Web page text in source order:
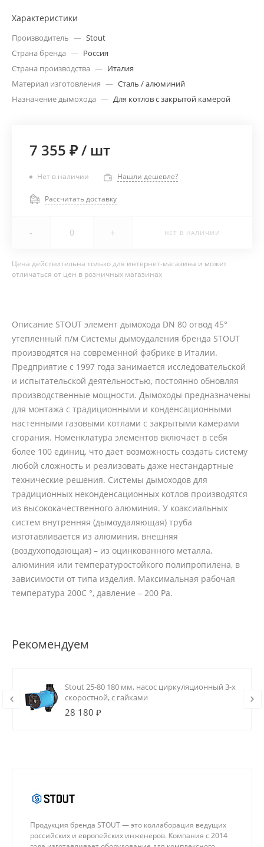
Характеристики
Производитель — Stout
Страна бренда — Россия
Страна производства — Италия
Материал изготовления — Сталь / алюминий
Назначение дымохода — Для котлов с закрытой камерой
7 355 ₽/ шт
Нет в наличии Нашли дешевле?
Рассчитать доставку
- + НЕТ В НАЛИЧИИ
Цена действительна только для интернет-магазина и может
отличаться от цен в розничных магазинах
Описание STOUT элемент дымохода DN 80 отвод 45°
утепленный п/м Системы дымоудаления бренда STOUT
производятся на современной фабрике в Италии.
Предприятие с 1997 года занимается исследовательской
и испытательской деятельностью, постоянно обновляя
производственные мощности. Дымоходы предназначены
для монтажа с традиционными и конденсационными
настенными газовыми котлами с закрытыми камерами
сгорания. Номенклатура элементов включает в себя
более 100 единиц, что дает возможность создать систему
любой сложность и реализовать даже нестандартные
технические решения. Системы дымоходов для
традиционных неконденсационных котлов производятся
из высококачественного алюминия. У коаксиальных
систем внутренняя (дымоудаляющая) труба
изготавливается из алюминия, внешняя
(воздухоподающая) – из оцинкованного металла,
алюминия или температуростойкого полипропилена, в
зависимости от типа изделия. Максимальная рабочая
температура 200С °, давление – 200 Ра.
Рекомендуем
Stout 25-80 180 мм, насос циркуляционный 3-х
скоростной, с гайками
28 180 ₽
Продукция бренда STOUT — это коллаборация ведущих
российских и европейских инженеров. Компания с 2014